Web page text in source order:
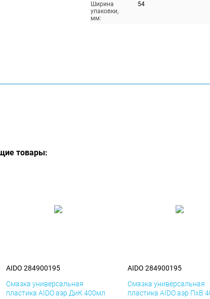
Ширина
упаковки,
мм:
54
товары:
AIDO 284900195
Смазка универсальная
пластика AIDO аэр ДиК 400мл
AIDO 284900195
Смазка универсальная
пластика AIDO аэр ПхВ